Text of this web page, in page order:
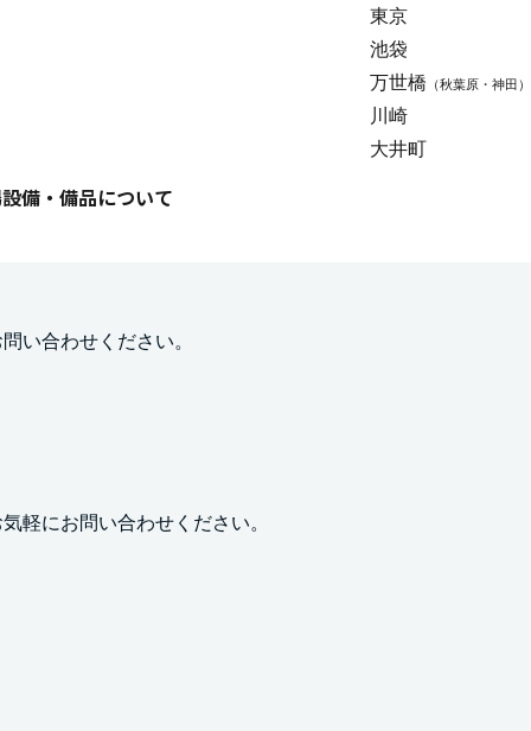
東京
池袋
万世橋 （秋葉原・神田）
川崎
大井町
備・備品について
い合わせください。
軽にお問い合わせください。